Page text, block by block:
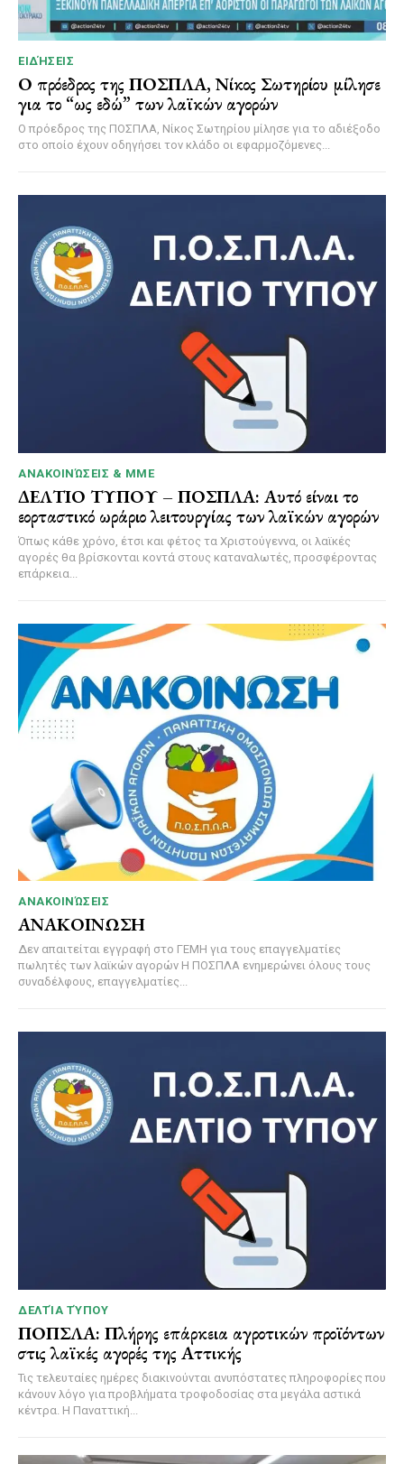
ΕΙΔΉΣΕΙΣ
Ο πρόεδρος της ΠΟΣΠΛΑ, Νίκος Σωτηρίου μίλησε
για το “ως εδώ” των λαϊκών αγορών
Ο πρόεδρος της ΠΟΣΠΛΑ, Νίκος Σωτηρίου μίλησε για το αδιέξοδο
στο οποίο έχουν οδηγήσει τον κλάδο οι εφαρμοζόμενες...
ΑΝΑΚΟΙΝΏΣΕΙΣ & MME
ΔΕΛΤΙΟ ΤΥΠΟΥ – ΠΟΣΠΛΑ: Αυτό είναι το
εορταστικό ωράριο λειτουργίας των λαϊκών αγορών
Όπως κάθε χρόνο, έτσι και φέτος τα Χριστούγεννα, οι λαϊκές
αγορές θα βρίσκονται κοντά στους καταναλωτές, προσφέροντας
επάρκεια...
ΑΝΑΚΟΙΝΏΣΕΙΣ
ΑΝΑΚΟΙΝΩΣΗ
Δεν απαιτείται εγγραφή στο ΓΕΜΗ για τους επαγγελματίες
πωλητές των λαϊκών αγορών Η ΠΟΣΠΛΑ ενημερώνει όλους τους
συναδέλφους, επαγγελματίες...
ΔΕΛΤΊΑ ΤΎΠΟΥ
ΠΟΠΣΛΑ: Πλήρης επάρκεια αγροτικών προϊόντων
στις λαϊκές αγορές της Αττικής
Τις τελευταίες ημέρες διακινούνται ανυπόστατες πληροφορίες που
κάνουν λόγο για προβλήματα τροφοδοσίας στα μεγάλα αστικά
κέντρα. Η Παναττική...